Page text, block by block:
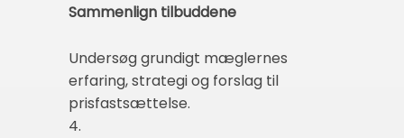
Sammenlign tilbuddene
Undersøg grundigt mæglernes
erfaring, strategi og forslag til
prisfastsættelse.
4.